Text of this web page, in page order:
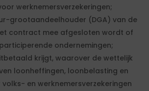
werknemersverzekeringen;
grootaandeelhouder (DGA) van de
contract mee afgesloten wordt of
ondernemingen;
krijgt, waarover de wettelijk
loonheffingen, loonbelasting en
en werknemersverzekeringen